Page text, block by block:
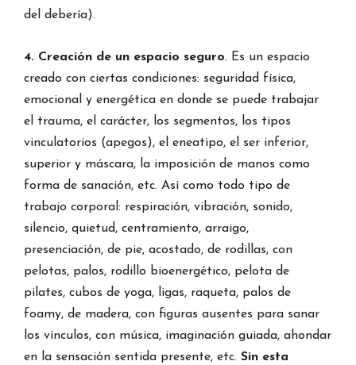
del debería).
4. Creación de un espacio seguro. Es un espacio
creado con ciertas condiciones: seguridad física,
emocional y energética en donde se puede trabajar
el trauma, el carácter, los segmentos, los tipos
vinculatorios (apegos), el eneatipo, el ser inferior,
superior y máscara, la imposición de manos como
forma de sanación, etc. Así como todo tipo de
trabajo corporal: respiración, vibración, sonido,
silencio, quietud, centramiento, arraigo,
presenciación, de pie, acostado, de rodillas, con
pelotas, palos, rodillo bioenergético, pelota de
pilates, cubos de yoga, ligas, raqueta, palos de
foamy, de madera, con figuras ausentes para sanar
los vínculos, con música, imaginación guiada, ahondar
en la sensación sentida presente, etc.Sin esta